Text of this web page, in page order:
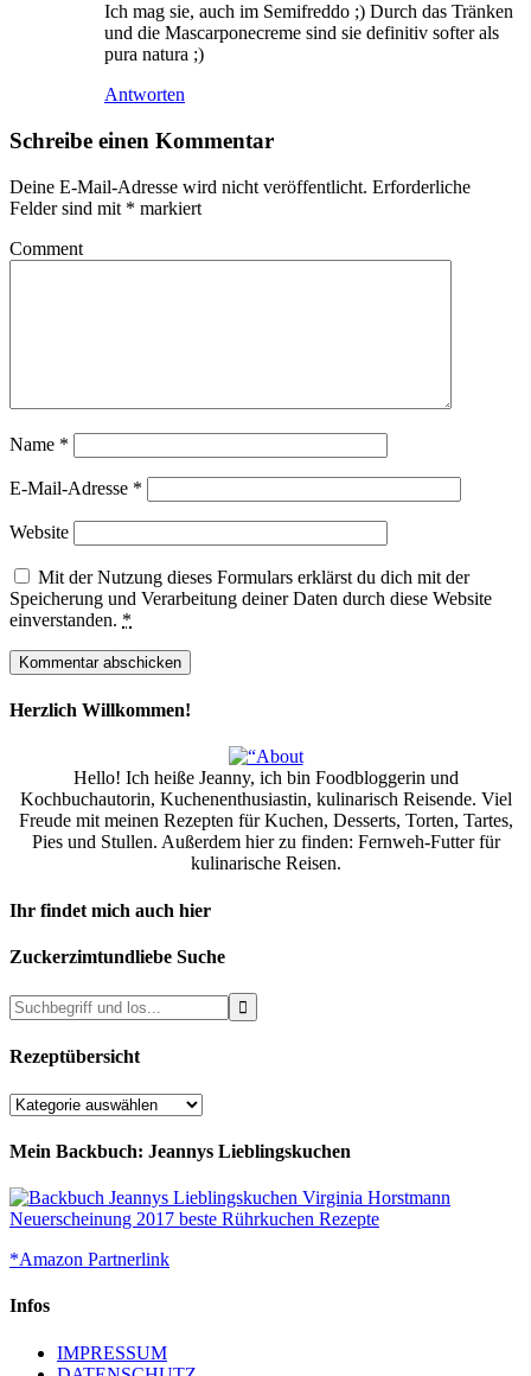
Ich mag sie, auch im Semifreddo ;) Durch das Tränken
und die Mascarponecreme sind sie definitiv softer als
pura natura ;)
Antworten
Schreibe einen Kommentar
Deine E-Mail-Adresse wird nicht veröffentlicht. Erforderliche
Felder sind mit * markiert
Comment
Name *
E-Mail-Adresse *
Website
Mit der Nutzung dieses Formulars erklärst du dich mit der
Speicherung und Verarbeitung deiner Daten durch diese Website
einverstanden. *
Herzlich Willkommen!
Hello! Ich heiße Jeanny, ich bin Foodbloggerin und
Kochbuchautorin, Kuchenenthusiastin, kulinarisch Reisende. Viel
Freude mit meinen Rezepten für Kuchen, Desserts, Torten, Tartes,
Pies und Stullen. Außerdem hier zu finden: Fernweh-Futter für
kulinarische Reisen.
Ihr findet mich auch hier
Zuckerzimtundliebe Suche
Rezeptübersicht
Rezeptübersicht
Mein Backbuch: Jeannys Lieblingskuchen
*Amazon Partnerlink
Infos
IMPRESSUM